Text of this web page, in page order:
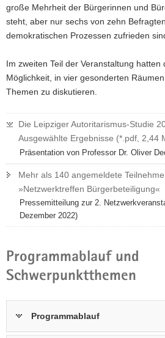
große Mehrheit der Bürgerinnen und
steht, aber nur sechs von zehn
demokratischen Prozessen zufrieden
Im zweiten Teil der Veranstaltung hatten
Möglichkeit, in vier gesonderten
Themen zu diskutieren.
Die Leipziger Autoritarismus-Studie
Ausgewählte Ergebnisse (*.pdf, 2,44
Präsentation von Professor Dr. Oliver
Mehr als 140 angemeldete
»Netzwerktreffen Bürgerbeteiligung«
Pressemitteilung zur 2.
Dezember 2022)
Programmablauf und
Schwerpunktthemen
Programmablauf